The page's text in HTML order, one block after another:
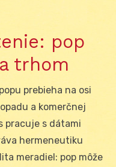
pop
trhom
prebieha na osi
a komerčnej
pracuje s dátami
hermeneutiku
meradiel: pop môže